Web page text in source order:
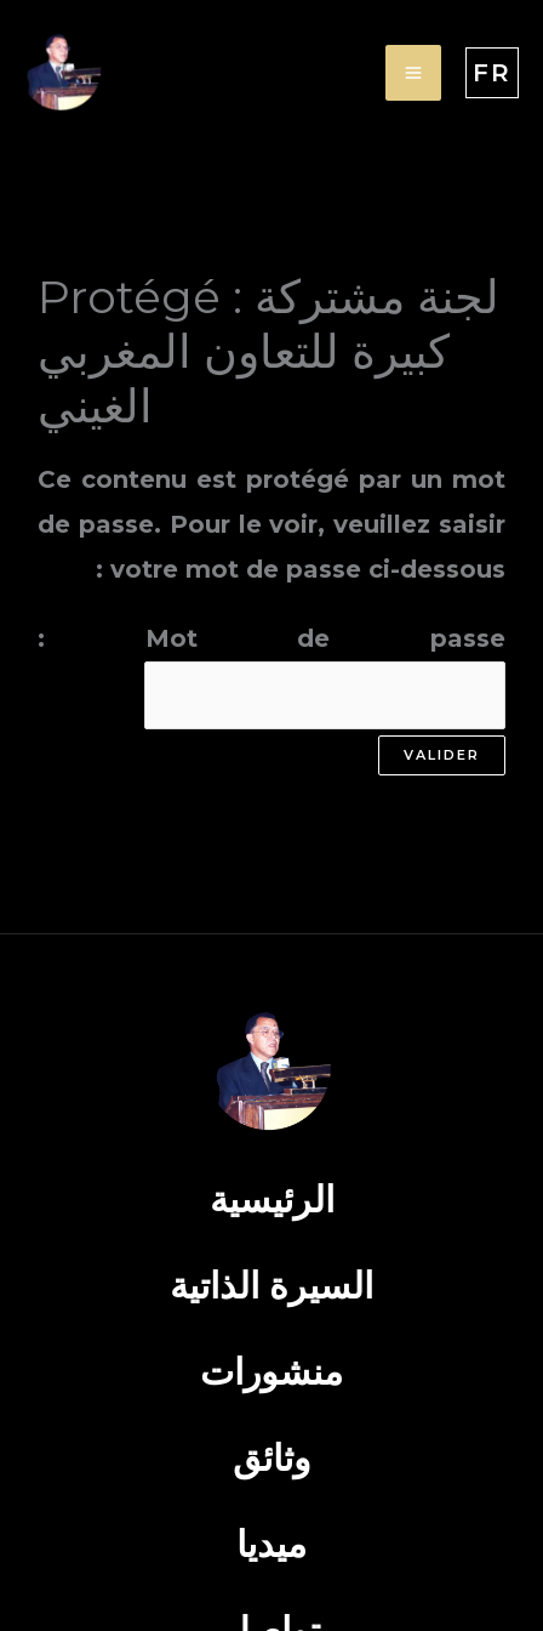
au
contenu
FR
Protégé : لجنة مشتركة
كبيرة للتعاون المغربي
الغيني
Ce contenu est protégé par un mot
de passe. Pour le voir, veuillez saisir
votre mot de passe ci-dessous :
Mot de passe :
الرئيسية
السيرة الذاتية
منشورات
وثائق
ميديا